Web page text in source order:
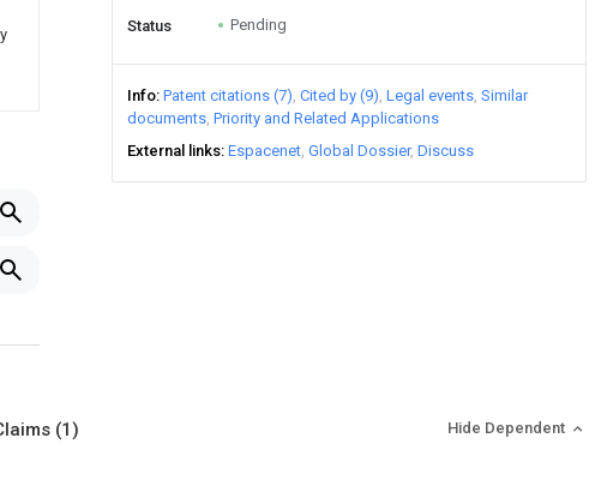
Status Pending
Info Patent citations (7) Cited by (9) Legal events Similar
documents Priority and Related Applications
External links Espacenet Global Dossier Discuss
(1) Hide Dependent